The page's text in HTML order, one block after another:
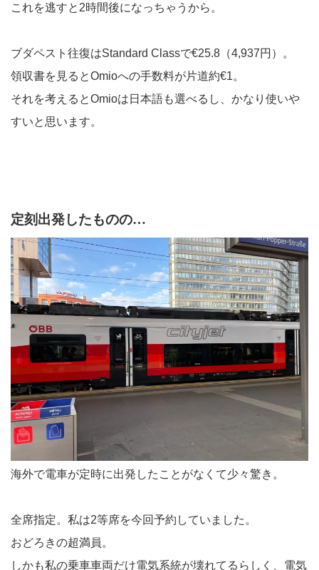
これを逃すと2時間後になっちゃうから。
ブダペスト往復はStandard Classで€25.8（4,937円）。
領収書を見るとOmioへの手数料が片道約€1。
それを考えるとOmioは日本語も選べるし、かなり使いや
すいと思います。
定刻出発したものの…
海外で電車が定時に出発したことがなくて少々驚き。
全席指定。私は2等席を今回予約していました。
おどろきの超満員。
しかも私の乗車車両だけ電気系統が壊れてるらしく、電気